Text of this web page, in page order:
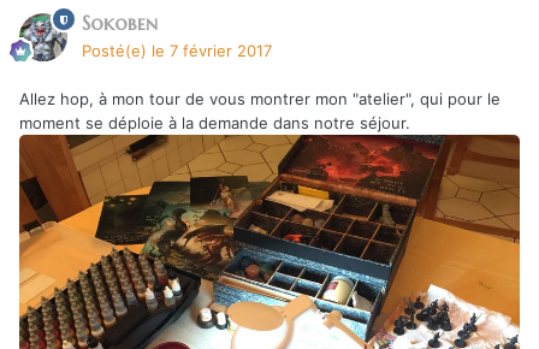
Sokoben
Posté(e) le 7 février 2017
Allez hop, à mon tour de vous montrer mon "atelier", qui pour le
moment se déploie à la demande dans notre séjour.